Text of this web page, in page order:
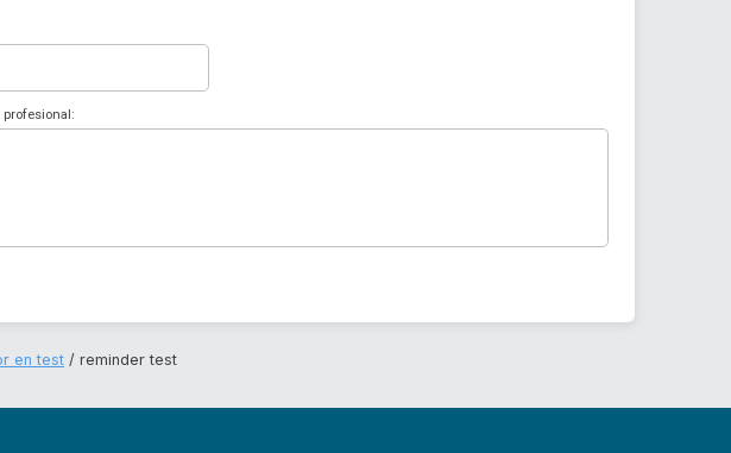
profesional:
en test reminder test